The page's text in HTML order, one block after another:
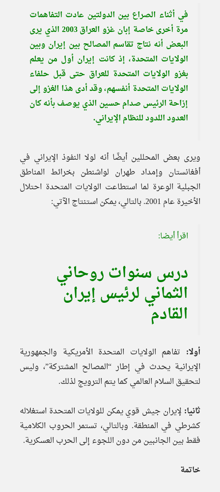
في أثناء الصراع بين الدولتين عادت التفاهمات
مرة أخرى خاصة إبان غزو العراق 2003 الذي يرى
البعض أنه نتاج تقاسم المصالح بين إيران وبين
الولايات المتحدة، إذ كانت إيران أول من يعلم
بغزو الولايات المتحدة للعراق حتى قبل حلفاء
الولايات المتحدة أنفسهم، وقد أدى هذا الغزو إلى
إزاحة الرئيس صدام حسين الذي يوصف بأنه كان
العدود اللدود للنظام الإيراني.
ويرى بعض المحللين أيضًا أنه لولا النفوذ الإيراني في
أفغانستان وإمداد طهران لواشنطن بخرائط المناطق
الجبلية الوعرة لما استطاعت الولايات المتحدة احتلال
الأخيرة عام 2001. بالتالي، يمكن استنتاج الآتي:
اقرأ أيضا:
درس سنوات روحاني
الثماني لرئيس إيران
القادم
أولا: تفاهم الولايات المتحدة الأمريكية والجمهورية
الإيرانية يحدث في إطار “المصالح المشتركة”، وليس
لتحقيق السلام العالمي كما يتم الترويج لذلك.
ثانيا: لإيران جيش قوي يمكن للولايات المتحدة استغلاله
كشرطي في المنطقة. وبالتالي، تستمر الحروب الكلامية
فقط بين الجانبين من دون اللجوء إلى الحرب العسكرية.
خاتمة